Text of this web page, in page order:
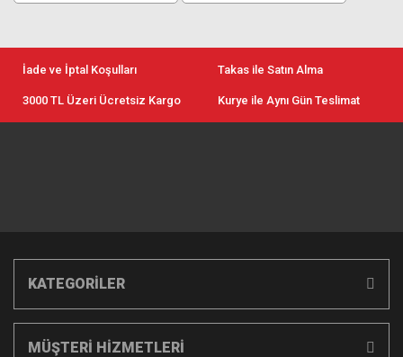
İade ve İptal Koşulları Takas ile Satın Alma
3000 TL Üzeri Ücretsiz Kargo Kurye ile Aynı Gün Teslimat
KATEGORİLER
MÜŞTERİ HİZMETLERİ